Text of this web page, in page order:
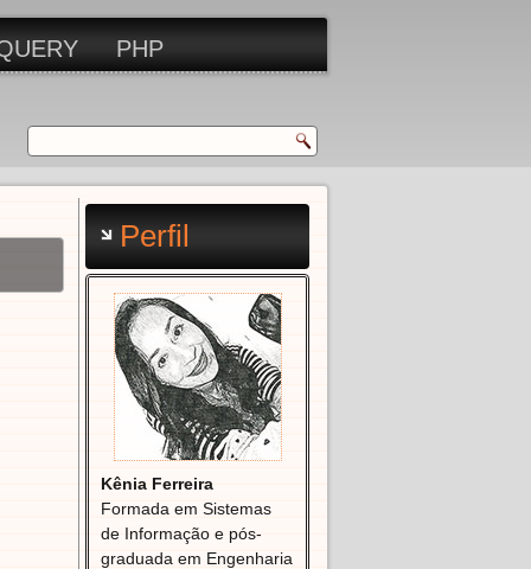
PHP
Perfil
Kênia Ferreira
Formada em Sistemas
de Informação e pós-
graduada em Engenharia